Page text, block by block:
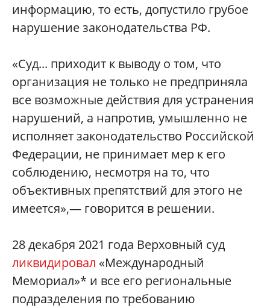
информацию, то есть, допустило грубое
нарушение законодательства РФ.
«Суд... приходит к выводу о том, что
организация не только не предприняла
все возможные действия для устранения
нарушений, а напротив, умышленно не
исполняет законодательство Российской
Федерации, не принимает мер к его
соблюдению, несмотря на то, что
объективных препятствий для этого не
имеется»,— говорится в решении.
28 декабря 2021 года Верховный суд
ликвидировал «Международный
Мемориал»* и все его региональные
подразделения по требованию